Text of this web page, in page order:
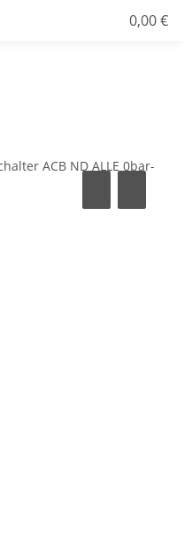
0,00 €